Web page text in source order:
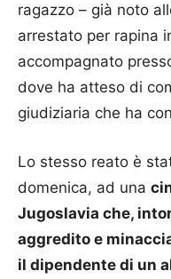
ragazzo – già noto
arrestato per rapina
accompagnato
dove ha atteso di
giudiziaria che ha
Lo stesso reato è
domenica, ad una
Jugoslavia che,
aggredito e
il dipendente di un